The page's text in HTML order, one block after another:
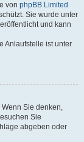
von phpBB Limited
Sie wurde unter
und kann
Anlaufstelle ist unter
Sie denken,
Sie
abgeben oder